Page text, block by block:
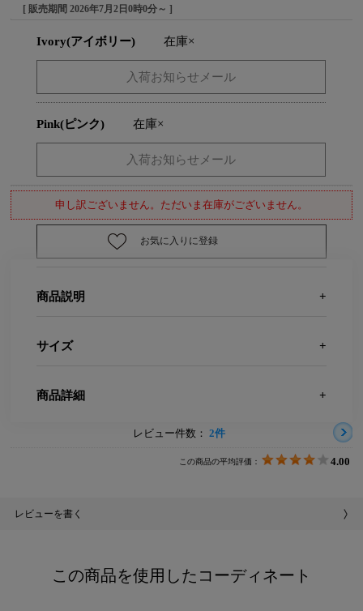
[ 販売期間2026年7月2日0時0分～ ]
Ivory(アイボリー) 在庫×
Pink(ピンク) 在庫×
申し訳ございません。ただいま在庫がございません。
お気に入りに登録
商品説明
サイズ
商品詳細
レビュー件数： 2件
この商品の平均評価： 4.00
レビューを書く
この商品を使用したコーディネート